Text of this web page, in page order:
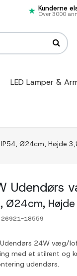
Kunderne
Over 3000
LED Lamper &
Ø24cm, Højde
Udendørs
Ø24cm,
26921-18559
24W væg/
med et stilrent og
udendørs.